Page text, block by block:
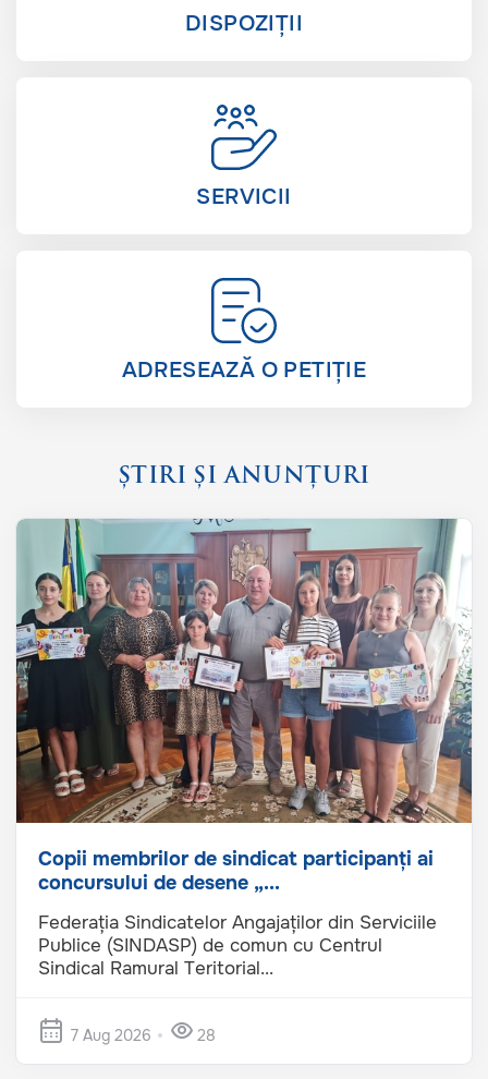
DISPOZIȚII
SERVICII
ADRESEAZĂ O PETIȚIE
ȘTIRI ȘI ANUNȚURI
Copii membrilor de sindicat participanți ai
concursului de desene „...
Federația Sindicatelor Angajaților din Serviciile
Publice (SINDASP) de comun cu Centrul
Sindical Ramural Teritorial...
7 Aug 2026 28